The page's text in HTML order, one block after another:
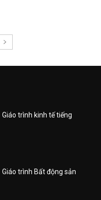
Giáo trình kinh tế tiếng
Giáo trình Bất động sản